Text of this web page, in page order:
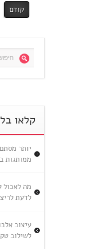
קודם
קלאו
יותר
ממותגות
מה לאכול
לדעת
עיצוב
לשילוב